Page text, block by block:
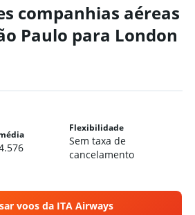
companhias aéreas
Paulo para London
Flexibilidade
Sem taxa de
cancelamento
voos da ITA Airways